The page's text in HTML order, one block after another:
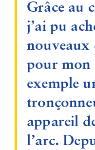
Grâce au
j’ai pu
nouveaux
pour mon
exemple
appareil
l’arc.